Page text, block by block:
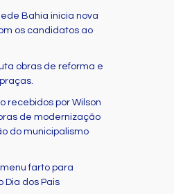
Bahia inicia nova
os candidatos ao
obras de reforma e
recebidos por Wilson
de modernização
do municipalismo
farto para
Dia dos Pais